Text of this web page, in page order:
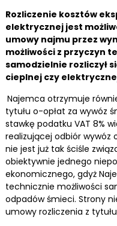
Rozliczenie kosztów
elektrycznej jest
umowy najmu przez
możliwości z przyczyn
samodzielnie rozliczył
cieplnej czy
Najemca otrzymuje
tytułu o-opłat za wywóz
stawkę podatku VAT 8%
realizującej odbiór wywóz
nie jest już tak ściśle
obiektywnie jednego
ekonomicznego, gdyż
technicznie możliwości
odpadów śmieci. Strony
umowy rozliczenia z